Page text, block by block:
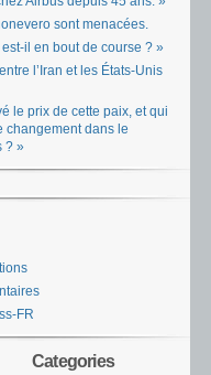
sont menacées.
il en bout de course ? »
l’Iran et les États-Unis
le prix de cette paix, et qui
changement dans le
? »
FR
Categories